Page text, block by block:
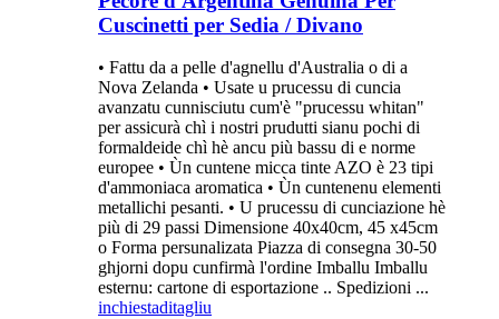
Cuscinetti per Sedia / Divano
• Fattu da a pelle d'agnellu d'Australia o di a
Nova Zelanda • Usate u prucessu di cuncia
avanzatu cunnisciutu cum'è "prucessu whitan"
per assicurà chì i nostri prudutti sianu pochi di
formaldeide chì hè ancu più bassu di e norme
europee • Ùn cuntene micca tinte AZO è 23 tipi
d'ammoniaca aromatica • Ùn cuntenenu elementi
metallichi pesanti. • U prucessu di cunciazione hè
più di 29 passi Dimensione 40x40cm, 45 x45cm
o Forma persunalizata Piazza di consegna 30-50
ghjorni dopu cunfirmà l'ordine Imballu Imballu
esternu: cartone di esportazione .. Spedizioni ...
inchiestaditagliu